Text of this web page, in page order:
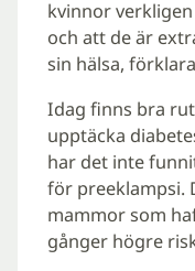
kvinnor
och att de är
sin hälsa,
Idag finns bra
upptäcka
har det inte
för preeklampsi.
mammor som
gånger högre